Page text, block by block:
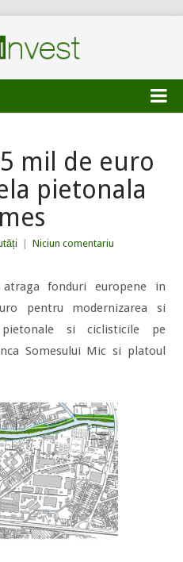
mil de euro
pietonala
Niciun comentariu
fonduri europene in
pentru modernizarea si
si ciclisticile pe
Somesului Mic si platoul